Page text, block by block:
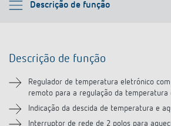
Descrição de função
Por favor selecione
Informação técnica
Transferências
Descrição de função
Regulador de temperatura eletrónico
remoto para a regulação da temperatura
Indicação da descida de temperatura e
Interruptor de rede de 2 polos para